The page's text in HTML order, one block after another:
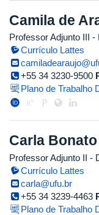
Camila de
Professor Adjunto III -
Currículo Lattes
+55 34 3230-9500
Plano de Trabalho
Carla
Professor Adjunto II -
Currículo Lattes
carla@ufu.br
+55 34 3239-4463
Plano de Trabalho